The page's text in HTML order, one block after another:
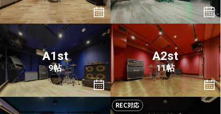
A1st
9帖
A2st
11帖
REC対応